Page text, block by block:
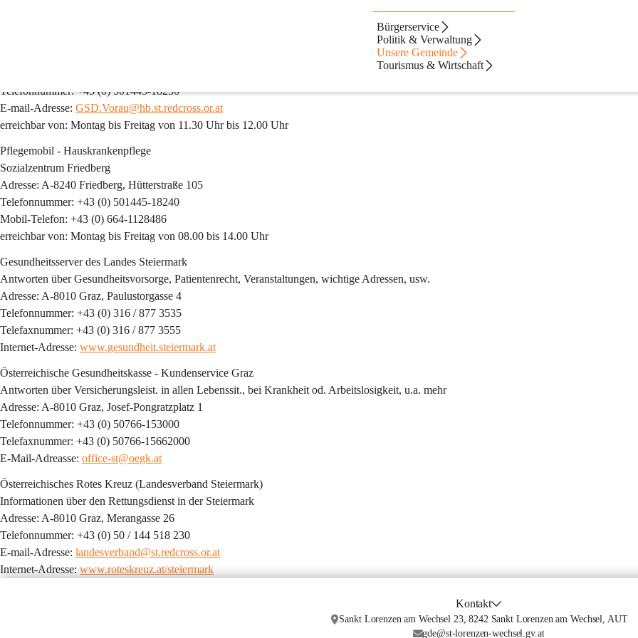
Bürgerservice
Politik & Verwaltung
Unsere Gemeinde
Tourismus & Wirtschaft
Telefonnummer: +43 (0) 501445-18250
E-mail-Adresse: GSD.Vorau@hb.st.redcross.or.at
erreichbar von: Montag bis Freitag von 11.30 Uhr bis 12.00 Uhr
Pflegemobil - Hauskrankenpflege
Sozialzentrum Friedberg
Adresse: A-8240 Friedberg, Hütterstraße 105
Telefonnummer: +43 (0) 501445-18240
Mobil-Telefon: +43 (0) 664-1128486
erreichbar von: Montag bis Freitag von 08.00 bis 14.00 Uhr
Gesundheitsserver des Landes Steiermark
Antworten über Gesundheitsvorsorge, Patientenrecht, Veranstaltungen, wichtige Adressen, usw.
Adresse: A-8010 Graz, Paulustorgasse 4
Telefonnummer: +43 (0) 316 / 877 3535
Telefaxnummer: +43 (0) 316 / 877 3555
Internet-Adresse: www.gesundheit.steiermark.at
Österreichische Gesundheitskasse - Kundenservice Graz
Antworten über Versicherungsleist. in allen Lebenssit., bei Krankheit od. Arbeitslosigkeit, u.a. mehr
Adresse: A-8010 Graz, Josef-Pongratzplatz 1
Telefonnummer: +43 (0) 50766-153000
Telefaxnummer: +43 (0) 50766-15662000
E-Mail-Adreasse: office-st@oegk.at
Österreichisches Rotes Kreuz (Landesverband Steiermark)
Informationen über den Rettungsdienst in der Steiermark
Adresse: A-8010 Graz, Merangasse 26
Telefonnummer: +43 (0) 50 / 144 518 230
E-mail-Adresse: landesverband@st.redcross.or.at
Internet-Adresse: www.roteskreuz.at/steiermark
Kontakt
Sankt Lorenzen am Wechsel 23, 8242 Sankt Lorenzen am Wechsel, AUT
gde@st-lorenzen-wechsel.gv.at